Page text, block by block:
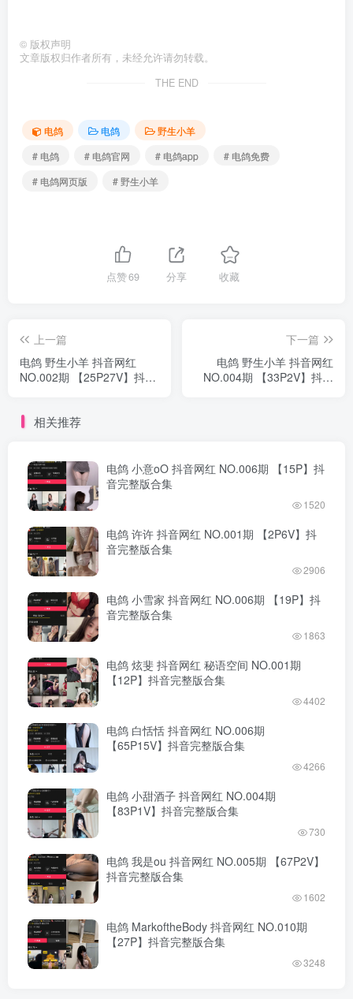
© 版权声明
文章版权归作者所有，未经允许请勿转载。
THE END
电鸽 电鸽
野生小羊
# 电鸽
# 电鸽官网 # 电鸽app
# 电鸽免费
# 电鸽网页版
# 野生小羊
点赞69 分享 收藏
上一篇
电鸽 野生小羊 抖音网红
NO.002期 【25P27V】抖音
下一篇
电鸽 野生小羊 抖音网红
NO.004期 【33P2V】抖音
相关推荐
电鸽 小意oO 抖音网红 NO.006期 【15P】抖
音完整版合集
1520
电鸽 许许 抖音网红 NO.001期 【2P6V】抖
音完整版合集
2906
电鸽 小雪家 抖音网红 NO.006期 【19P】抖
音完整版合集
1863
电鸽 炫斐 抖音网红 秘语空间 NO.001期
【12P】抖音完整版合集
4402
电鸽 白恬恬 抖音网红 NO.006期
【65P15V】抖音完整版合集
4266
电鸽 小甜酒子 抖音网红 NO.004期
【83P1V】抖音完整版合集
730
电鸽 我是ou 抖音网红 NO.005期 【67P2V】
抖音完整版合集
1602
电鸽 MarkoftheBody 抖音网红 NO.010期
【27P】抖音完整版合集
3248